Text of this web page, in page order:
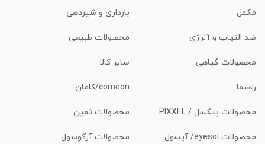
مکمل بارداری و شیردهی
ضد التهاب و آلرژی محصولات طبیعی
محصولات گیاهی سایر کالا
راهنما comeon/کامان
محصولات پیکسل / PIXXEL محصولات ثمین
محصولات eyesol/ آیسول محصولات آرگوسول